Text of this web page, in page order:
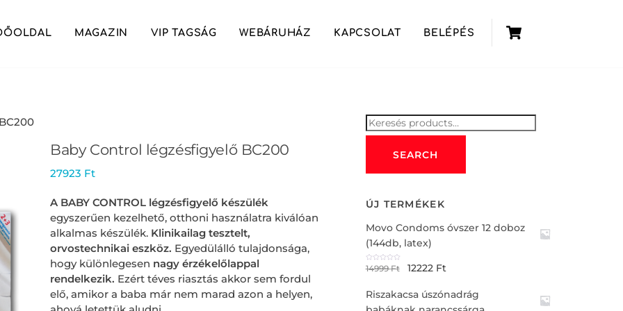
MAGAZIN VIP TAGSÁG WEBÁRUHÁZ KAPCSOLAT BELÉPÉS
Baby Control légzésfigyelő BC200
27923 Ft
A BABY CONTROL légzésfigyelő készülék
egyszerűen kezelhető, otthoni használatra kiválóan
alkalmas készülék. Klinikailag tesztelt,
orvostechnikai eszköz. Egyedülálló tulajdonsága,
hogy különlegesen nagy érzékelőlappal
rendelkezik. Ezért téves riasztás akkor sem fordul
elő, amikor a baba már nem marad azon a helyen,
Keresés
for:
SEARCH
ÚJ TERMÉKEK
Movo Condoms óvszer 12 doboz
(144db, latex)
R
a
d
0
14999Ft 12222 Ft
Riszakacsa úszónadrág